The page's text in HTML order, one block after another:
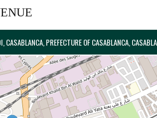
PREFECTURE OF CASABLANCA,